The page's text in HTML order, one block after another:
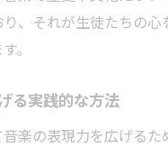
、それが生徒たちの心
。
る実践的な方法
楽の表現力を広げるた